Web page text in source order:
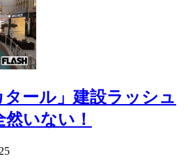
タール」建設ラッシュ
いない！